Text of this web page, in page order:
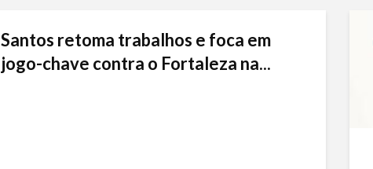
Santos retoma trabalhos e foca em
jogo-chave contra o Fortaleza na...